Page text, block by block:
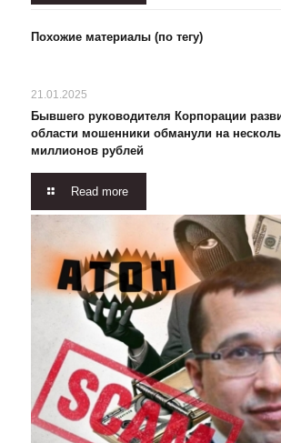
Похожие материалы (по тегу)
21.01.2025
Бывшего руководителя Корпорации
области мошенники обманули на
миллионов рублей
Read more